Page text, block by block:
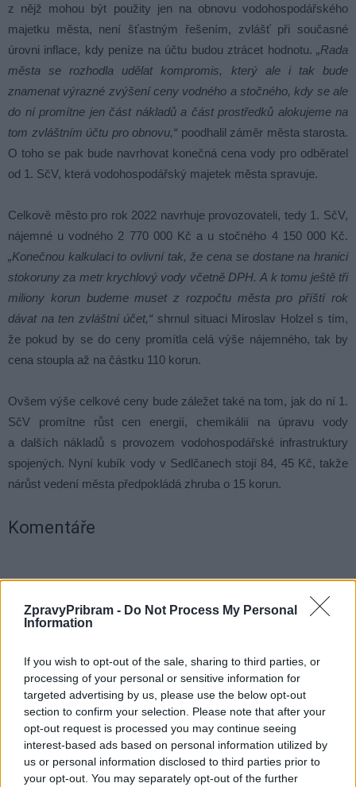
ZpravyPribram - Do Not Process My Personal
Information
If you wish to opt-out of the sale, sharing to third parties, or
processing of your personal or sensitive information for
targeted advertising by us, please use the below opt-out
section to confirm your selection. Please note that after your
opt-out request is processed you may continue seeing
interest-based ads based on personal information utilized by
us or personal information disclosed to third parties prior to
your opt-out. You may separately opt-out of the further
z nějž mohou být použity jen na obnovu vodohospodářského
majetku města, není šťastným řešením, zvlášť při současné
úrovni inflace, kdy peníze na účtu budou ztrácet hodnotu. „Rada
města se rozhodla udělat kompromis, který ale i tak bude
znamenat výrazné zvýšení ceny vodného a stočného, kdy se ale
do ní promítne jen část nákladů a část prostředků alokujeme na
tom zvláštním účtu pro obnovu,“ poodhalil záměr města starosta.
O toho se pak bude navrhovat konečná cena vody pro odběratel
od 1. SčV, která vodohospodářský majetek města spravuje.
Celkově město pro rok 2022 navrhuje provozovateli, tedy 1. SčV,
nájemné u vodného 2 770 000 Kč a u stočného 4 150 000 Kč.
„Konečnou kalkulaci to ovlivní tak, že cena se dostane na hranici
stokoruny za metr krychlový vody včetně DPH. A k tomu ještě tři
miliony korun budeme muset z rozpočtu města pro příští rok
dávat na ten zvláštní účet,“ shrnul situaci Miroslav Holzel s tím,
že pokud by se do ceny promítla celá výše nájemného, tak by
cena stoupla až na částku 110 korun.
Ovšem výše celkové ceny bude záležet také na tom, jak do ní 1.
SčV promítne růst cen energií, chemikálií na úpravu vody
a dalších nákladů s provozem vodohospodářské infrastruktury
spojených. Nyní kubík vody v Sedlčanech stojí 84, 45 Kč, takže
nárůst vedení města předpokládá zhruba o 15 korun.
Komentáře
TAGY 1. SčV cena Miroslav Hölzel nárůst
Sedlčany
voda